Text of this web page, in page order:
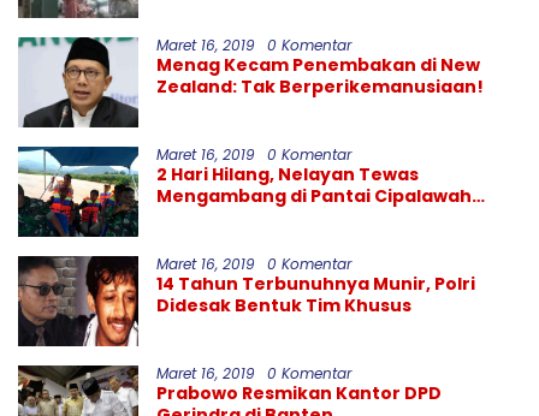
Maret 16, 2019 0 Komentar
Menag Kecam Penembakan di New
Zealand: Tak Berperikemanusiaan!
Maret 16, 2019 0 Komentar
2 Hari Hilang, Nelayan Tewas
Mengambang di Pantai Cipalawah
Maret 16, 2019 0 Komentar
14 Tahun Terbunuhnya Munir, Polri
Didesak Bentuk Tim Khusus
Maret 16, 2019 0 Komentar
Prabowo Resmikan Kantor DPD